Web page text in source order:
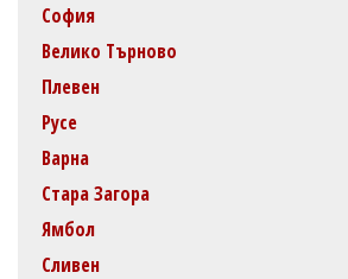
София
Велико Търново
Плевен
Русе
Варна
Стара Загора
Ямбол
Сливен